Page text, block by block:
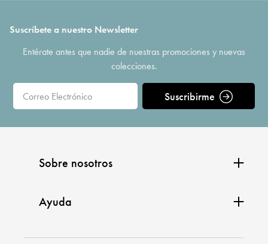
Suscríbete a nuestro Newsletter
Entérate antes que nadie de nuestras promociones y nuevas
colecciones.
Suscribirme
Sobre nosotros
Ayuda